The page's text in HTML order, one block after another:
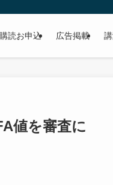
読お申込 広告掲載
値を審査に